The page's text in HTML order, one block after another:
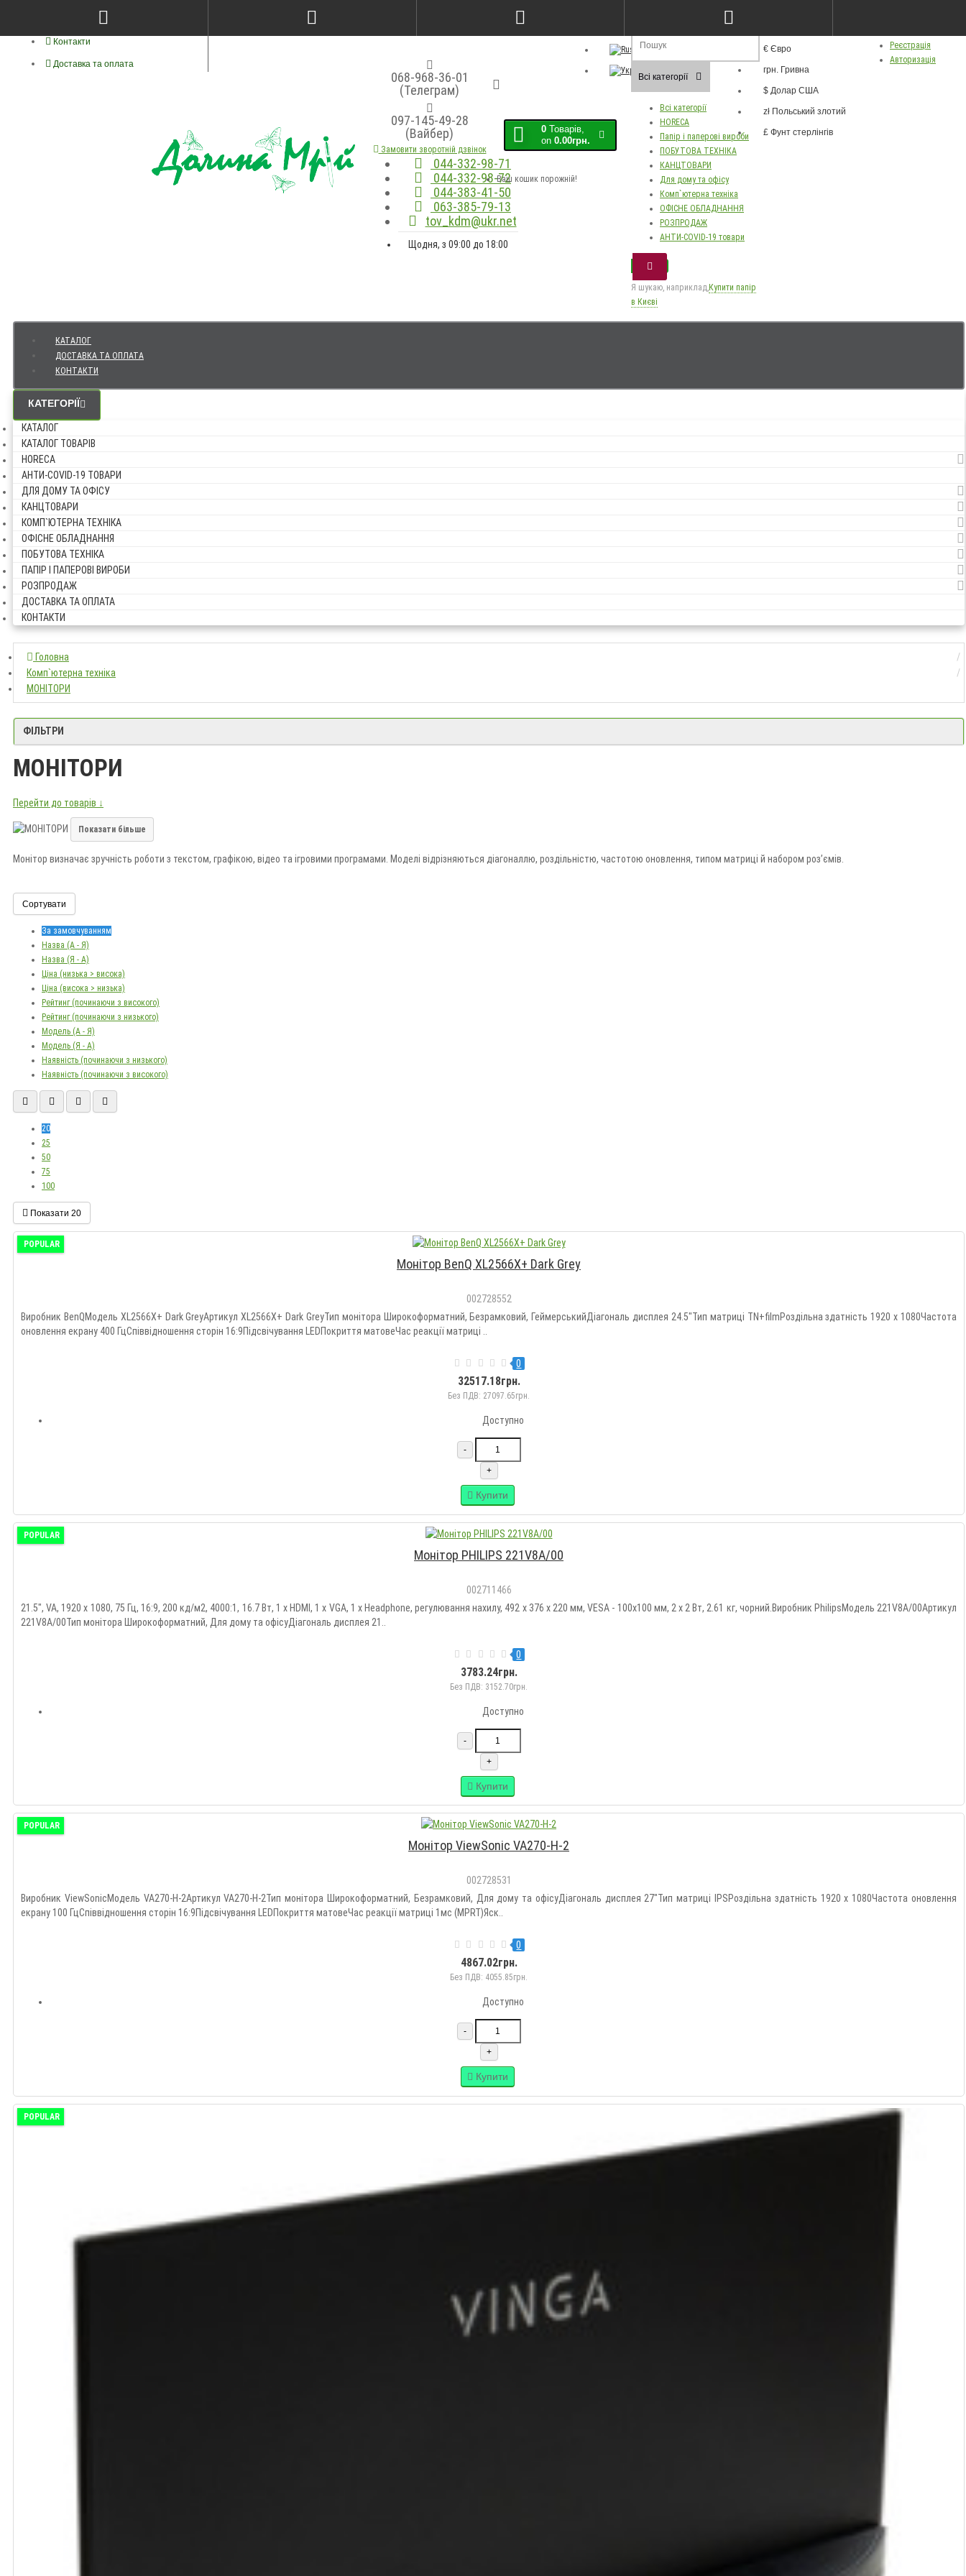
Контакти
Доставка та оплата
Реєстрація
Авторизація
€ Євро
грн. Гривна
$ Долар США
zł Польський злотий
£ Фунт стерлінгів
Russian
Українська
Закладки (0)
068-968-36-01
(Телеграм)
097-145-49-28
(Вайбер)
Замовити зворотній дзвінок
044-332-98-71
044-332-98-72
044-383-41-50
063-385-79-13
tov_kdm@ukr.net
Щодня, з 09:00 до 18:00
0 Товарів,
on 0.00грн.
Ваш кошик порожній!
Всі категорії
Всі категорії
HORECA
Папір і паперові вироби
ПОБУТОВА ТЕХНІКА
КАНЦТОВАРИ
Для дому та офісу
Комп`ютерна техніка
ОФІСНЕ ОБЛАДНАННЯ
РОЗПРОДАЖ
АНТИ-COVID-19 товари
Я шукаю, наприклад,Купити папір
в Києві
КАТАЛОГ
ДОСТАВКА ТА ОПЛАТА
КОНТАКТИ
КАТЕГОРІЇ
КАТАЛОГ
КАТАЛОГ ТОВАРІВ
HORECA
АНТИ-COVID-19 ТОВАРИ
ДЛЯ ДОМУ ТА ОФІСУ
КАНЦТОВАРИ
КОМП`ЮТЕРНА ТЕХНІКА
ОФІСНЕ ОБЛАДНАННЯ
ПОБУТОВА ТЕХНІКА
ПАПІР І ПАПЕРОВІ ВИРОБИ
РОЗПРОДАЖ
ДОСТАВКА ТА ОПЛАТА
КОНТАКТИ
Головна
Комп`ютерна техніка
МОНІТОРИ
ФІЛЬТРИ
МОНІТОРИ
Перейти до товарів ↓
Показати більше
Монітор визначає зручність роботи з текстом, графікою, відео та ігровими програмами. Моделі відрізняються діагоналлю, роздільністю, частотою оновлення, типом матриці й набором роз’ємів.
Добирайте характеристики під завдання, робочу відстань і можливості комп’ютера. Купити монітор можна в «Долина Мрій» з доставкою по Україні.
Сортувати
За замовчуванням
Назва (А - Я)
Назва (Я - А)
Ціна (низька > висока)
Ціна (висока > низька)
Рейтинг (починаючи з високого)
Рейтинг (починаючи з низького)
Модель (А - Я)
Модель (Я - А)
Наявність (починаючи з низького)
Наявність (починаючи з високого)
20
25
50
75
100
Показати 20
POPULAR
Монітор BenQ XL2566X+ Dark Grey
002728552
Виробник BenQМодель XL2566X+ Dark GreyАртикул XL2566X+ Dark GreyТип монітора Широкоформатний, Безрамковий, ГеймерськийДіагональ дисплея 24.5"Тип матриці TN+filmРоздільна здатність 1920 x 1080Частота
оновлення екрану 400 ГцСпіввідношення сторін 16:9Підсвічування LEDПокриття матовеЧас реакції матриці ..
0
32517.18грн.
Без ПДВ: 27097.65грн.
Доступно
-
+
Купити
POPULAR
Монітор PHILIPS 221V8A/00
002711466
21.5", VA, 1920 x 1080, 75 Гц, 16:9, 200 кд/м2, 4000:1, 16.7 Вт, 1 х HDMI, 1 х VGA, 1 x Нeadphone, регулювання нахилу, 492 x 376 x 220 мм, VESA - 100x100 мм, 2 х 2 Вт, 2.61 кг, чорний.Виробник PhilipsМодель 221V8A/00Артикул
221V8A/00Тип монітора Широкоформатний, Для дому та офісуДіагональ дисплея 21..
0
3783.24грн.
Без ПДВ: 3152.70грн.
Доступно
-
+
Купити
POPULAR
Монітор ViewSonic VA270-H-2
002728531
Виробник ViewSonicМодель VA270-H-2Артикул VA270-H-2Тип монітора Широкоформатний, Безрамковий, Для дому та офісуДіагональ дисплея 27"Тип матриці IPSРоздільна здатність 1920 x 1080Частота оновлення
екрану 100 ГцСпіввідношення сторін 16:9Підсвічування LEDПокриття матовеЧас реакції матриці 1мс (MPRT)Яск..
0
4867.02грн.
Без ПДВ: 4055.85грн.
Доступно
-
+
Купити
POPULAR